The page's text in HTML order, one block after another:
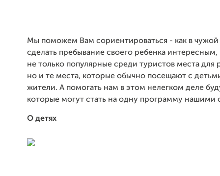
Мы поможем Вам сориентироваться - как в чужой
сделать пребывание своего ребенка
не только популярные среди туристов места для
но и те места, которые обычно посещают с
жители. А помогать нам в этом нелегком деле
которые могут стать на одну программу нашими
О детях